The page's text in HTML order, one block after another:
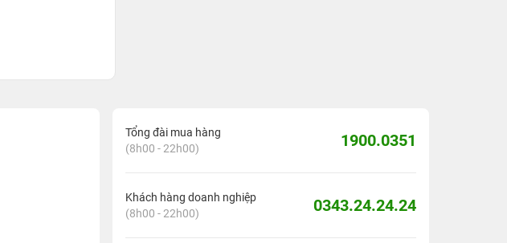
Tổng đài mua hàng
(8h00 - 22h00)
1900.0351
Khách hàng doanh nghiệp
(8h00 - 22h00)
0343.24.24.24